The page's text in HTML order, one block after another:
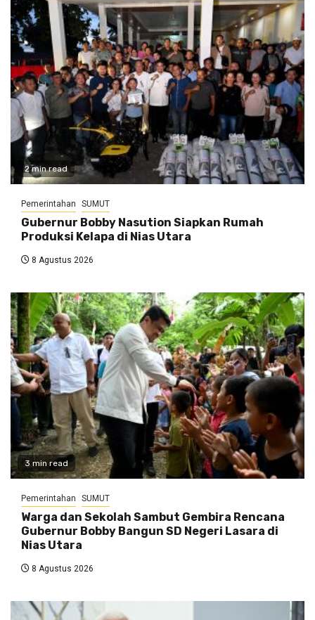
2 min read
Pemerintahan SUMUT
Gubernur Bobby Nasution Siapkan Rumah
Produksi Kelapa di Nias Utara
8 Agustus 2026
3 min read
Pemerintahan SUMUT
Warga dan Sekolah Sambut Gembira Rencana
Gubernur Bobby Bangun SD Negeri Lasara di
Nias Utara
8 Agustus 2026